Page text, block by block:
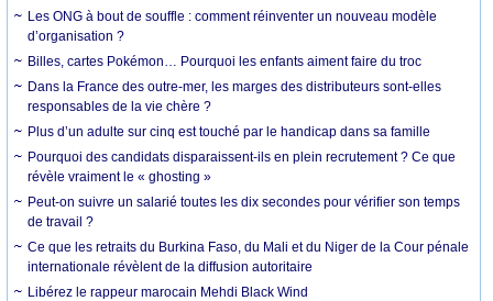
Les ONG à bout de souffle : comment réinventer un nouveau modèle
d’organisation ?
Billes, cartes Pokémon… Pourquoi les enfants aiment faire du troc
Dans la France des outre-mer, les marges des distributeurs sont-elles
responsables de la vie chère ?
Plus d’un adulte sur cinq est touché par le handicap dans sa famille
Pourquoi des candidats disparaissent-ils en plein recrutement ? Ce que
révèle vraiment le « ghosting »
Peut-on suivre un salarié toutes les dix secondes pour vérifier son temps
de travail ?
Ce que les retraits du Burkina Faso, du Mali et du Niger de la Cour pénale
internationale révèlent de la diffusion autoritaire
Libérez le rappeur marocain Mehdi Black Wind